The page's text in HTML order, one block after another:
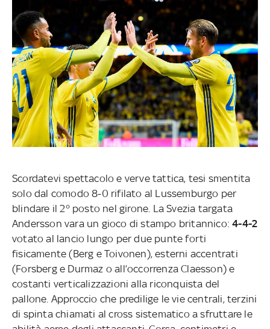
Scordatevi spettacolo e verve tattica, tesi smentita
solo dal comodo 8-0 rifilato al Lussemburgo per
blindare il 2° posto nel girone. La Svezia targata
Andersson vara un gioco di stampo britannico:4-4-2
votato al lancio lungo per due punte forti
fisicamente (Berg e Toivonen), esterni accentrati
(Forsberg e Durmaz o all’occorrenza Claesson) e
costanti verticalizzazioni alla riconquista del
pallone. Approccio che predilige le vie centrali, terzini
di spinta chiamati al cross sistematico a sfruttare le